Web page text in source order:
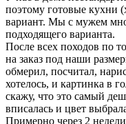
поэтому готовые кухни
вариант. Мы с мужем
подходящего варианта.
После всех походов по
на заказ под наши
обмерил, посчитал,
хотелось, и картинка в
скажу, что это самый
вписалась и цвет
Примерно через 2